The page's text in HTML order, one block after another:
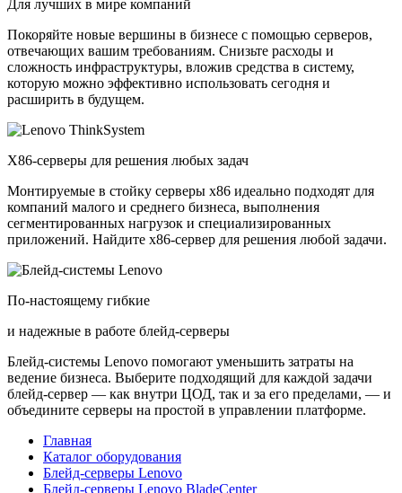
Для лучших в мире компаний
Покоряйте новые вершины в бизнесе с помощью серверов,
отвечающих вашим требованиям. Снизьте расходы и
сложность инфраструктуры, вложив средства в систему,
которую можно эффективно использовать сегодня и
расширить в будущем.
X86-серверы для решения любых задач
Монтируемые в стойку серверы x86 идеально подходят для
компаний малого и среднего бизнеса, выполнения
сегментированных нагрузок и специализированных
приложений. Найдите x86-сервер для решения любой задачи.
По-настоящему гибкие
и надежные в работе блейд-серверы
Блейд-системы Lenovo помогают уменьшить затраты на
ведение бизнеса. Выберите подходящий для каждой задачи
блейд-сервер — как внутри ЦОД, так и за его пределами, — и
объедините серверы на простой в управлении платформе.
Главная
Каталог оборудования
Блейд-серверы Lenovo
Блейд-серверы Lenovo BladeCenter